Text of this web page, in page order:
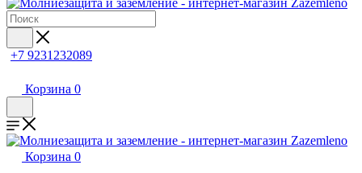
+7 9231232089
Корзина 0
Корзина 0